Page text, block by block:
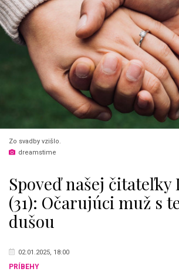
Zo svadby vzišlo.
dreamstime
Spoveď našej čitateľky
(31): Očarujúci muž s
dušou
02.01.2025, 18:00
PRÍBEHY